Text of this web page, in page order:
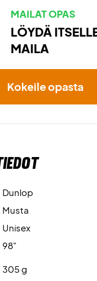
suojusta.
MAILAT OPAS
LÖYDÄ
MAILA
Kokeile opasta
Dunlop
Musta
Unisex
98"
305 g